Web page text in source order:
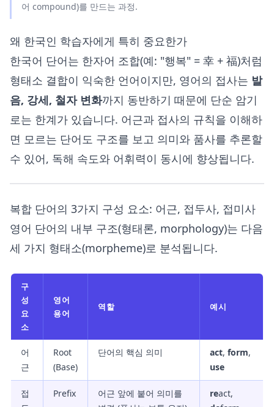
어 compound)를 만드는 과정.
왜 한국인 학습자에게 특히 중요한가
한국어 단어는 한자어 조합(예: "행복" = 幸 + 福)처럼
형태소 결합이 익숙한 언어이지만, 영어의 접사는 발
음, 강세, 철자 변화까지 동반하기 때문에 단순 암기
로는 한계가 있습니다. 어근과 접사의 규칙을 이해하
면 모르는 단어도 구조를 보고 의미와 품사를 추론할
수 있어, 독해 속도와 어휘력이 동시에 향상됩니다.
복합 단어의 3가지 구성 요소: 어근, 접두사, 접미사
영어 단어의 내부 구조(형태론, morphology)는 다음
세 가지 형태소(morpheme)로 분석됩니다.
구
성
요
소
영어
용어
역할 예시
어
근
Root
(Base)
단어의 핵심 의미 act, form,
use
접
Prefix
어근 앞에 붙어 의미를
react,